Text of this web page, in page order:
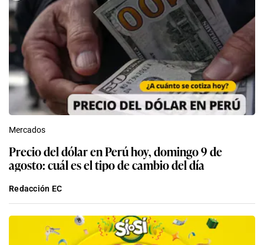
Mercados
Precio del dólar en Perú hoy, domingo 9 de
agosto: cuál es el tipo de cambio del día
Redacción EC